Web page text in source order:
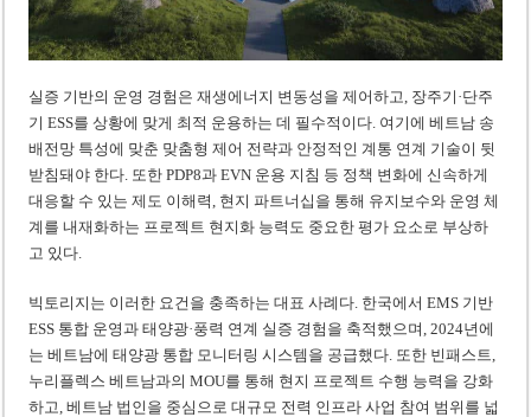
실증 기반의 운영 경험은 재생에너지 변동성을 제어하고, 장주기·단주
기 ESS를 상황에 맞게 최적 운용하는 데 필수적이다. 여기에 베트남 송
배전망 특성에 맞춘 맞춤형 제어 전략과 안정적인 계통 연계 기술이 뒷
받침돼야 한다. 또한 PDP8과 EVN 운용 지침 등 정책 변화에 신속하게
대응할 수 있는 제도 이해력, 현지 파트너십을 통해 유지보수와 운영 체
계를 내재화하는 프로젝트 현지화 능력도 중요한 평가 요소로 부상하
고 있다.
빅토리지는 이러한 요건을 충족하는 대표 사례다. 한국에서 EMS 기반
ESS 통합 운영과 태양광·풍력 연계 실증 경험을 축적했으며, 2024년에
는 베트남에 태양광 통합 모니터링 시스템을 공급했다. 또한 빈패스트,
누리플렉스 베트남과의 MOU를 통해 현지 프로젝트 수행 능력을 강화
하고, 베트남 법인을 중심으로 대규모 전력 인프라 사업 참여 범위를 넓